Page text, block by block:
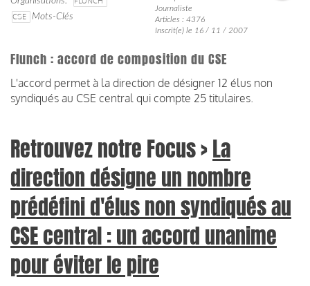
Mots-Clés
CSE
Journaliste
Articles : 4376
Inscrit(e) le 16 / 11 / 2007
Flunch : accord de composition du CSE
L'accord permet à la direction de désigner 12 élus non
syndiqués au CSE central qui compte 25 titulaires.
Retrouvez notre Focus >La
direction désigne un nombre
prédéfini d'élus non syndiqués au
CSE central : un accord unanime
pour éviter le pire